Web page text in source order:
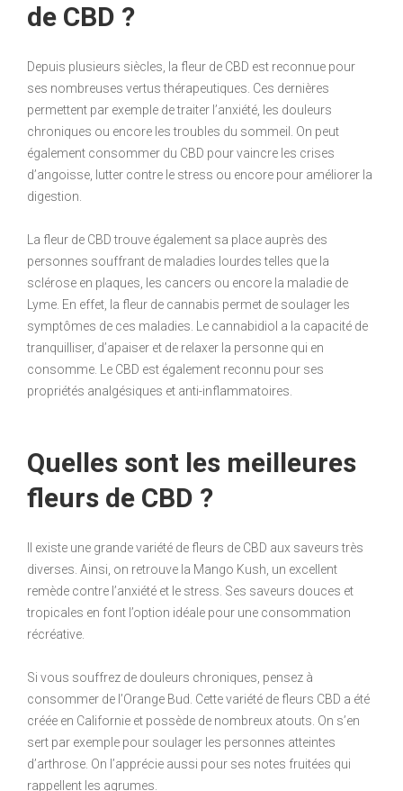
de CBD ?
Depuis plusieurs siècles, la fleur de CBD est reconnue pour
ses nombreuses vertus thérapeutiques. Ces dernières
permettent par exemple de traiter l’anxiété, les douleurs
chroniques ou encore les troubles du sommeil. On peut
également consommer du CBD pour vaincre les crises
d’angoisse, lutter contre le stress ou encore pour améliorer la
digestion.
La fleur de CBD trouve également sa place auprès des
personnes souffrant de maladies lourdes telles que la
sclérose en plaques, les cancers ou encore la maladie de
Lyme. En effet, la fleur de cannabis permet de soulager les
symptômes de ces maladies. Le cannabidiol a la capacité de
tranquilliser, d’apaiser et de relaxer la personne qui en
consomme. Le CBD est également reconnu pour ses
propriétés analgésiques et anti-inflammatoires.
Quelles sont les meilleures
fleurs de CBD ?
Il existe une grande variété de fleurs de CBD aux saveurs très
diverses. Ainsi, on retrouve la Mango Kush, un excellent
remède contre l’anxiété et le stress. Ses saveurs douces et
tropicales en font l’option idéale pour une consommation
récréative.
Si vous souffrez de douleurs chroniques, pensez à
consommer de l’Orange Bud. Cette variété de fleurs CBD a été
créée en Californie et possède de nombreux atouts. On s’en
sert par exemple pour soulager les personnes atteintes
d’arthrose. On l’apprécie aussi pour ses notes fruitées qui
rappellent les agrumes.